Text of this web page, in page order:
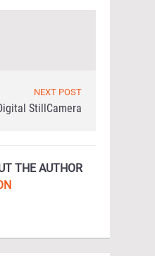
NEXT POST
StillCamera
THE AUTHOR